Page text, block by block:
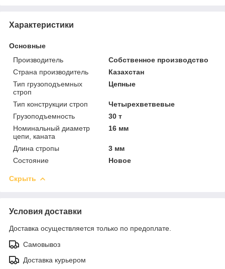
Характеристики
Основные
Производитель
Собственное производство
Страна производитель
Казахстан
Тип грузоподъемных
строп
Цепные
Тип конструкции строп
Четырехветвевые
Грузоподъемность
30 т
Номинальный диаметр
цепи, каната
16 мм
Длина стропы
3 мм
Состояние
Новое
Скрыть
Условия доставки
Доставка осуществляется только по предоплате.
Самовывоз
Доставка курьером